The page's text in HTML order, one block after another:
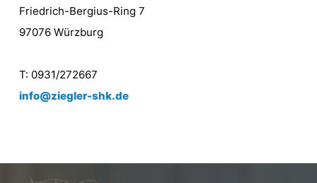
Friedrich-Bergius-Ring 7
97076 Würzburg
T: 0931/272667
info@ziegler-shk.de